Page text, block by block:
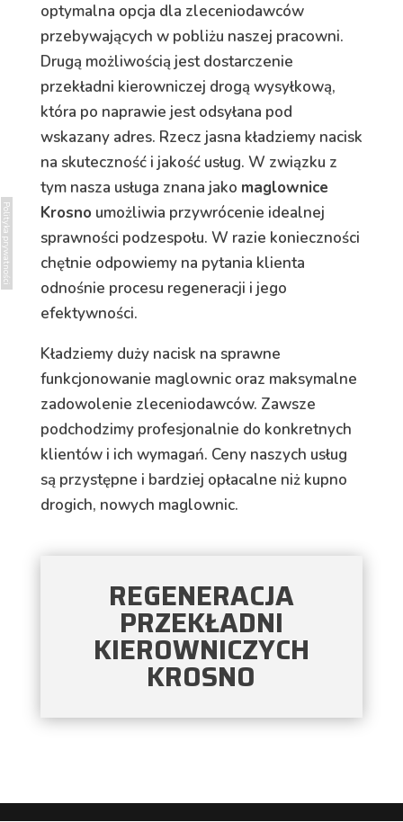
optymalna opcja dla zleceniodawców
przebywających w pobliżu naszej pracowni.
Drugą możliwością jest dostarczenie
przekładni kierowniczej drogą wysyłkową,
która po naprawie jest odsyłana pod
wskazany adres. Rzecz jasna kładziemy nacisk
na skuteczność i jakość usług. W związku z
tym nasza usługa znana jako maglownice
Krosno umożliwia przywrócenie idealnej
sprawności podzespołu. W razie konieczności
chętnie odpowiemy na pytania klienta
odnośnie procesu regeneracji i jego
efektywności.
Kładziemy duży nacisk na sprawne
funkcjonowanie maglownic oraz maksymalne
zadowolenie zleceniodawców. Zawsze
podchodzimy profesjonalnie do konkretnych
klientów i ich wymagań. Ceny naszych usług
są przystępne i bardziej opłacalne niż kupno
drogich, nowych maglownic.
REGENERACJA
PRZEKŁADNI
KIEROWNICZYCH
KROSNO
Polityka prywatności